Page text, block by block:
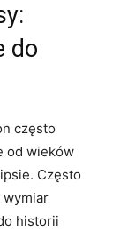
do
często
od wieków
Często
wymiar
historii